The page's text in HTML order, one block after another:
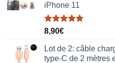
iPhone 11
Note5.00
sur 5
8,90€
Lot de 2: câble
type-C de 2 mètres